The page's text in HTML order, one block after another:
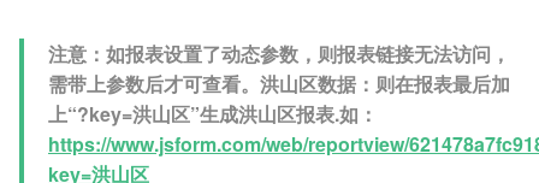
注意：如报表设置了动态参数，则报表链接无法访问，
需带上参数后才可查看。洪山区数据：则在报表最后加
上“?key=洪山区”生成洪山区报表.如：
https://www.jsform.com/web/reportview/
key=洪山区